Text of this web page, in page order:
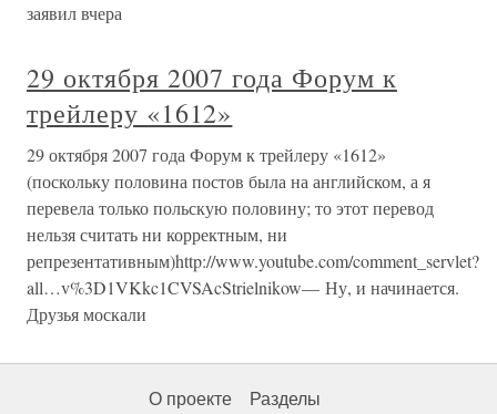
заявил вчера
29 октября 2007 года Форум к
трейлеру «1612»
29 октября 2007 года Форум к трейлеру «1612»
(поскольку половина постов была на английском, а я
перевела только польскую половину; то этот перевод
нельзя считать ни корректным, ни
репрезентативным)http://www.youtube.com/comment_servlet?
all…v%3D1VKkc1CVSAcStrielnikow— Ну, и начинается.
Друзья москали
О проекте Разделы